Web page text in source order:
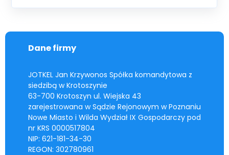
Dane firmy
JOTKEL Jan Krzywonos Spółka komandytowa z
siedzibą w Krotoszynie
63-700 Krotoszyn ul. Wiejska 43
zarejestrowana w Sądzie Rejonowym w Poznaniu
Nowe Miasto i Wilda Wydział IX Gospodarczy pod
nr KRS 0000517804
NIP: 621-181-34-30
REGON: 302780961